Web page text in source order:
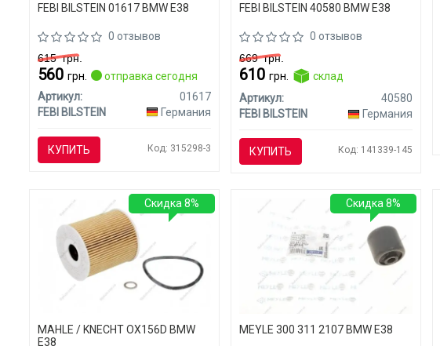
FEBI BILSTEIN 01617 BMW E38
0 отзывов
615грн.
560 грн.
отправка сегодня
Артикул:
01617
FEBI BILSTEIN
Германия
КУПИТЬ Код: 315298-3
FEBI BILSTEIN 40580 BMW E38
0 отзывов
669грн.
610 грн.
склад
Артикул:
40580
FEBI BILSTEIN
Германия
КУПИТЬ Код: 141339-145
MAHLE / KNECHT OX156D BMW
E38
Скидка 8%
MEYLE 300 311 2107 BMW E38
Скидка 8%